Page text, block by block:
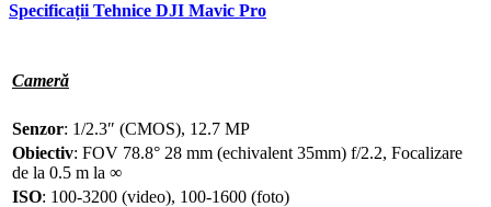
Specificații Tehnice DJI Mavic Pro
Cameră
Senzor: 1/2.3″ (CMOS), 12.7 MP
Obiectiv: FOV 78.8° 28 mm (echivalent 35mm) f/2.2, Focalizare
de la 0.5 m la ∞
ISO: 100-3200 (video), 100-1600 (foto)